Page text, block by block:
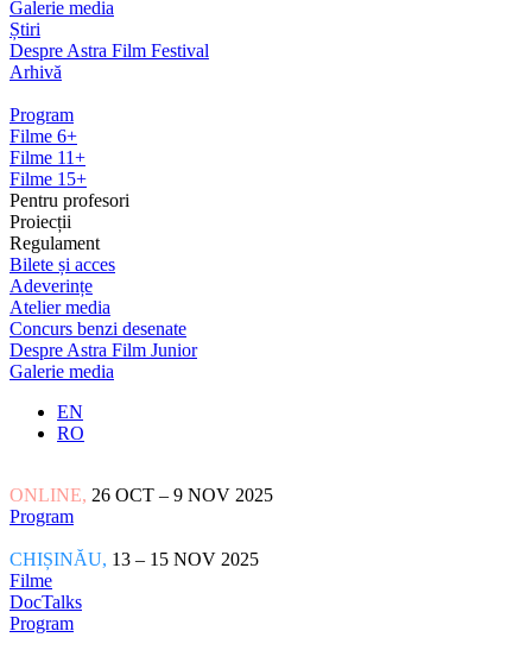
Galerie media
Știri
Despre Astra Film Festival
Arhivă
Program
Filme 6+
Filme 11+
Filme 15+
Pentru profesori
Proiecții
Regulament
Bilete și acces
Adeverințe
Atelier media
Concurs benzi desenate
Despre Astra Film Junior
Galerie media
EN
RO
ONLINE, 26 OCT – 9 NOV 2025
Program
CHIȘINĂU, 13 – 15 NOV 2025
Filme
DocTalks
Program